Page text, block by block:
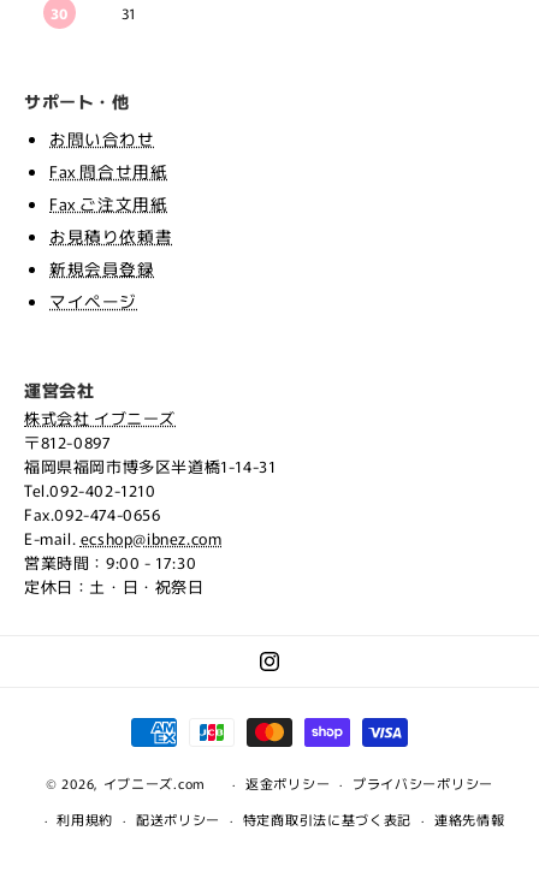
30
31
サポート・他
お問い合わせ
Fax 問合せ用紙
Fax ご注文用紙
お見積り依頼書
新規会員登録
マイページ
運営会社
株式会社 イブニーズ
〒812-0897
福岡県福岡市博多区半道橋1-14-31
Tel.092-402-1210
Fax.092-474-0656
E-mail. ecshop@ibnez.com
営業時間：9:00 - 17:30
定休日：土・日・祝祭日
Instagram
決
済
方
法
© 2026, イブニーズ.com 返金ポリシー
プライバシーポリシー
利用規約
配送ポリシー 特定商取引法に基づく表記 連絡先情報